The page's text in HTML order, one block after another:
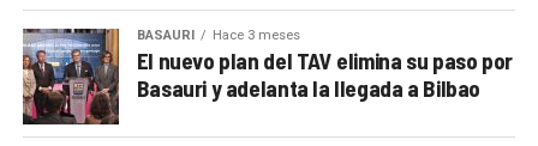
BASAURI Hace 3 meses
El nuevo plan del TAV elimina su paso por
Basauri y adelanta la llegada a Bilbao